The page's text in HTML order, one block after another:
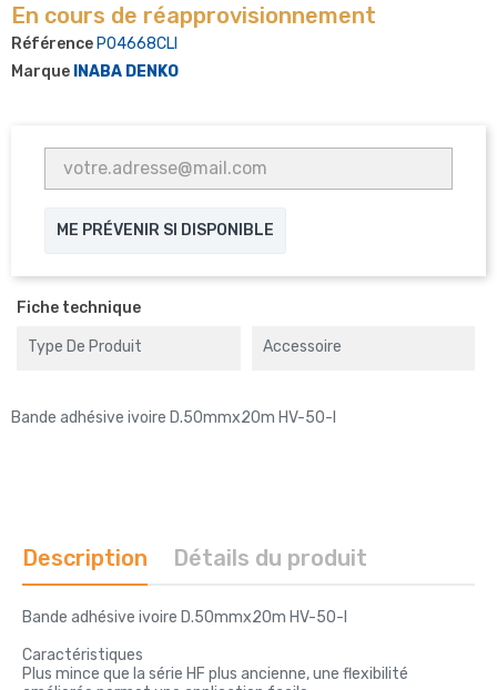
En cours de réapprovisionnement
Référence P04668CLI
Marque INABA DENKO
ME PRÉVENIR SI DISPONIBLE
Fiche technique
Type De Produit Accessoire
Bande adhésive ivoire D.50mmx20m HV-50-I
Description Détails du produit
Bande adhésive ivoire D.50mmx20m HV-50-I
Caractéristiques
Plus mince que la série HF plus ancienne, une flexibilité